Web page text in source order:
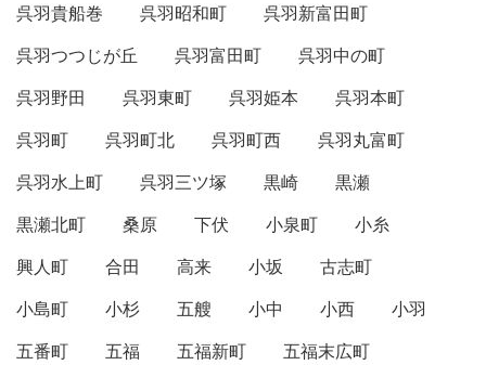
呉羽貴船巻
呉羽昭和町
呉羽新富田町
呉羽つつじが丘
呉羽富田町
呉羽中の町
呉羽野田
呉羽東町 呉羽姫本
呉羽本町
呉羽町
呉羽町北 呉羽町西
呉羽丸富町
呉羽水上町
呉羽三ツ塚 黒崎
黒瀬
黒瀬北町
桑原 下伏 小泉町
小糸
興人町
合田 高来 小坂
古志町
小島町
小杉 五艘 小中 小西
小羽
五番町
五福 五福新町
五福末広町